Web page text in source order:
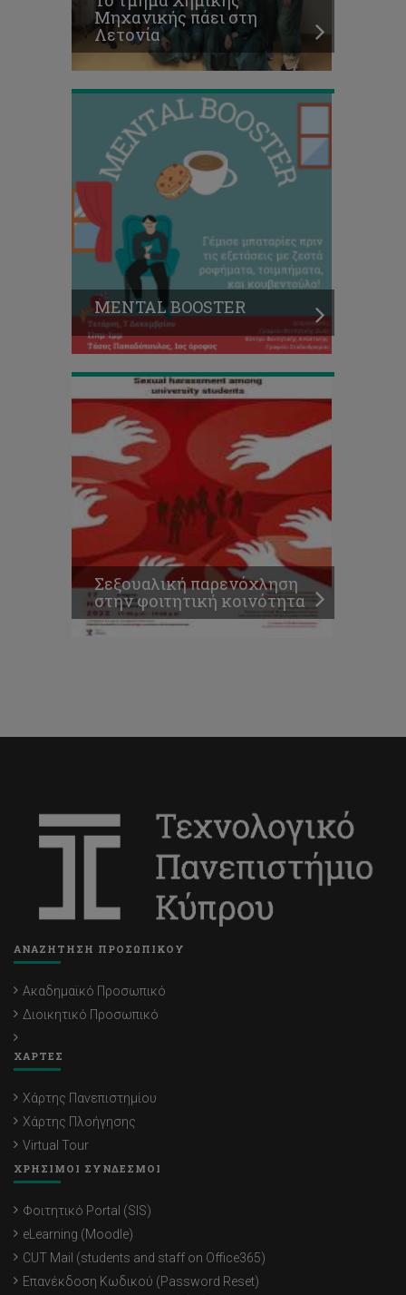
Μηχανικής πάει στη
Λετονία
MENTAL
BOOSTER
MENTAL BOOSTER
Σεξουαλική
παρενόχληση
στην
φοιτητική
κοινότητα
Σεξουαλική παρενόχληση
στην φοιτητική κοινότητα
ΑΝΑΖΗΤΗΣΗ ΠΡΟΣΩΠΙΚΟΥ
Ακαδημαϊκό Προσωπικό
Διοικητικό Προσωπικό
ΧΑΡΤΕΣ
Χάρτης Πανεπιστημίου
Χάρτης Πλοήγησης
Virtual Tour
ΧΡΗΣΙΜΟΙ ΣΥΝΔΕΣΜΟΙ
Φοιτητικό Portal (SIS)
eLearning (Moodle)
CUT Mail (students and staff on Office365)
Επανέκδοση Κωδικού (Password Reset)